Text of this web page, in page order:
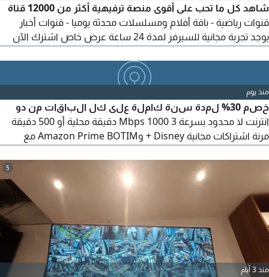
شاهد كل ما تحب على أقوى منصة ترفيهية أكثر من 12000 قناة
قنوات رياضية - باقة أفلام ومسلسلات محدثة يوميا - قنوات أخبار
يوجد تجربة مجانية للسيرفر لمدة 24 ساعة عرض خاص اشترك الآن
الموبايل، التابلت، والكمبيوتر. للاشتراك
منذ يوم
خصم 30% لمدة سنة كاملة على كل الباقات من دو
انترنت لا محدود بسرعة 3 Mbps 1000 دقيقة محلية أو 500 دقيقة
مرنة اشتراكات مجانية Disney + وAmazon Prime BOTIM مع
5
منذ 3 أيام